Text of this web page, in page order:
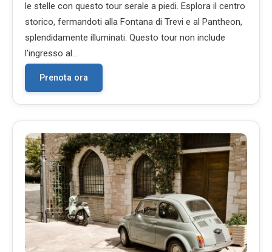
le stelle con questo tour serale a piedi. Esplora il centro
storico, fermandoti alla Fontana di Trevi e al Pantheon,
splendidamente illuminati. Questo tour non include
l’ingresso al…
Prenota ora